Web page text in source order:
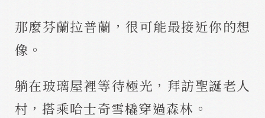
那麼芬蘭拉普蘭，很可能最接近你的想
像。
躺在玻璃屋裡等待極光，拜訪聖誕老人
村，搭乘哈士奇雪橇穿過森林。